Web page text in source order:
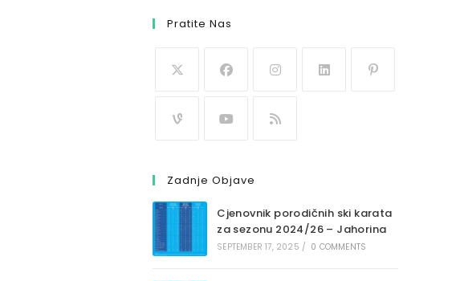
Pratite Nas
Zadnje Objave
Cjenovnik porodičnih ski karata
za sezonu 2024/26 – Jahorina
SEPTEMBER 17, 2025 / 0 COMMENTS